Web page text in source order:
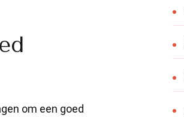
om een goed